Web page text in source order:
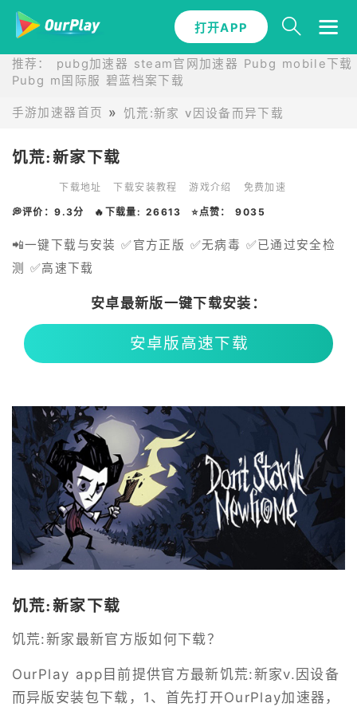
打开APP
推荐： pubg加速器 steam官网加速器 Pubg mobile下载
Pubg m国际服 碧蓝档案下载
手游加速器首页 饥荒:新家 v因设备而异下载
饥荒:新家下载
下载地址 下载安装教程 游戏介绍 免费加速
💭评价：9.3分 🔥下载量: 26613 ⭐点赞： 9035
📲一键下载与安装 ✅官方正版 ✅无病毒 ✅已通过安全检
测 ✅高速下载
安卓最新版一键下载安装：
安卓版高速下载
饥荒:新家下载
饥荒:新家最新官方版如何下载？
OurPlay app目前提供官方最新饥荒:新家v.因设备
而异版安装包下载，1、首先打开OurPlay加速器，